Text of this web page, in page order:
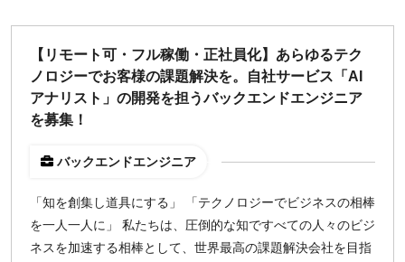
【リモート可・フル稼働・正社員化】あらゆるテク
ノロジーでお客様の課題解決を。自社サービス「AI
アナリスト」の開発を担うバックエンドエンジニア
を募集！
バックエンドエンジニア
「知を創集し道具にする」 「テクノロジーでビジネスの相棒
を一人一人に」 私たちは、圧倒的な知ですべての人々のビジ
ネスを加速する相棒として、世界最高の課題解決会社を目指